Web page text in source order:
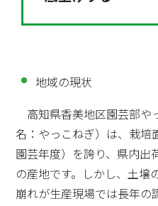
地域の現状
高知県香美地区園芸部や
名：やっこねぎ）は、栽培
園芸年度）を誇り、県内出
の産地です。しかし、土壌
崩れが生産現場では長年の